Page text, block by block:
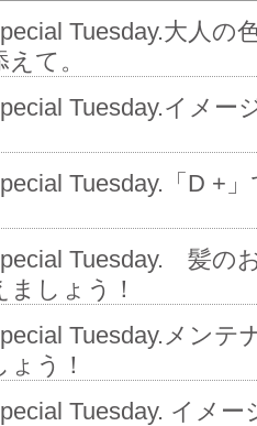
Tuesday.大人の
て。
Tuesday.イメー
Tuesday.「D +
Tuesday. 髪の
しょう！
Tuesday.メン
う！
Tuesday. イメ